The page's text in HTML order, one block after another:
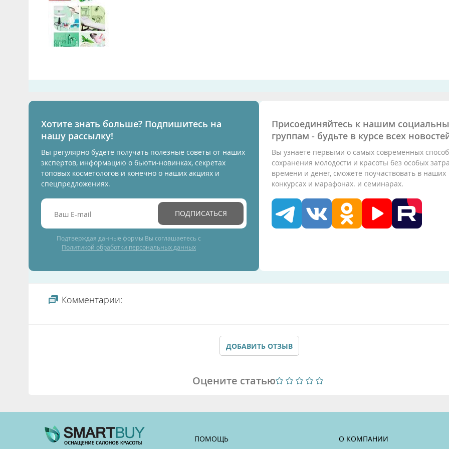
Хотите знать больше? Подпишитесь на
нашу рассылку!
Вы регулярно будете получать полезные советы от наших
экспертов, информацию о бьюти-новинках, секретах
топовых косметологов и конечно о наших акциях и
спецпредложениях.
ПОДПИСАТЬСЯ
Подтверждая данные формы Вы соглашаетесь с
Политикой обработки персональных данных
Присоединяйтесь к нашим
группам - будьте в курсе всех
Вы узнаете первыми о самых современных
сохранения молодости и красоты без особых
времени и денег, сможете поучаствовать в наших
конкурсах и марафонах. и семинарах.
Комментарии:
ДОБАВИТЬ ОТЗЫВ
Оцените статью
ПОМОЩЬ О КОМПАНИИ